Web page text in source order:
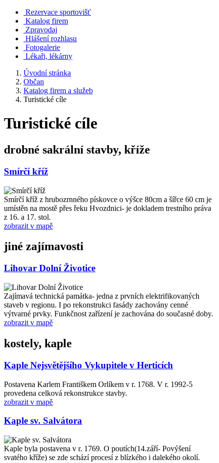
Rezervace sportovišť
Katalog firem
Zpravodaj
Hlášení rozhlasu
Fotogalerie
Lékaři, lékárny
Úvodní stránka
Občan
Katalog firem a služeb
Turistické cíle
Turistické cíle
drobné sakrální stavby, kříže
Smírčí kříž
Smírčí kříž z hrubozrnného pískovce o výšce 80cm a šířce 60 cm je
umístěn na mostě přes řeku Hvozdnici- je dokladem trestního práva
z 16. a 17. stol.
zobrazit v mapě
jiné zajímavosti
Lihovar Dolní Životice
Zajímavá technická památka- jedna z prvních elektrifikovaných
staveb v regionu. I po rekonstrukci fasády zachovány cenné
výtvarné prvky. Funkčnost zařízení je zachována do současné doby.
zobrazit v mapě
kostely, kaple
Kaple Nejsvětějšího Vykupitele v Herticích
Postavena Karlem Františkem Orlíkem v r. 1768. V r. 1992-5
provedena celková rekonstrukce stavby.
zobrazit v mapě
Kaple sv. Salvátora
Kaple byla postavena v r. 1769. O poutích(14.září- Povýšení
svatého kříže) se zde schází procesí z blízkého i dalekého okolí.